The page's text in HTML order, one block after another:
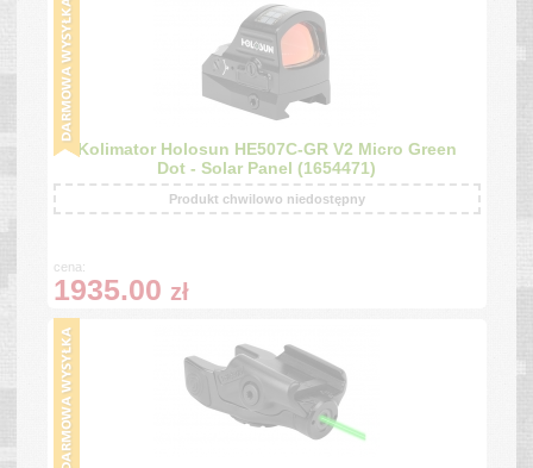
Kolimator Holosun HE507C-GR V2 Micro Green
Dot - Solar Panel (1654471)
Produkt chwilowo niedostępny
cena:
1935.00 zł